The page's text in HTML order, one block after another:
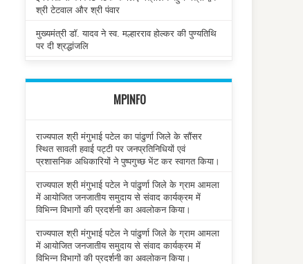
श्री टेटवाल और श्री पंवार
मुख्यमंत्री डॉ. यादव ने स्व. मल्हारराव होल्कर की पुण्यतिथि
पर दी श्रद्धांजलि
MPINFO
राज्यपाल श्री मंगुभाई पटेल का पांढुर्णा जिले के सौंसर
स्थित सावली हवाई पट्टी पर जनप्रतिनिधियों एवं
प्रशासनिक अधिकारियों ने पुष्पगुच्छ भेंट कर स्वागत किया।
राज्यपाल श्री मंगुभाई पटेल ने पांढुर्णा जिले के ग्राम आमला
में आयोजित जनजातीय समुदाय से संवाद कार्यक्रम में
विभिन्न विभागों की प्रदर्शनी का अवलोकन किया।
राज्यपाल श्री मंगुभाई पटेल ने पांढुर्णा जिले के ग्राम आमला
में आयोजित जनजातीय समुदाय से संवाद कार्यक्रम में
विभिन्न विभागों की प्रदर्शनी का अवलोकन किया।